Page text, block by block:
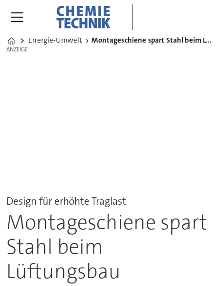
Home
Energie-Umwelt Montageschiene spart Stahl beim Lüftungsbau
ANZEIGE
ANZEIGE
Design für erhöhte Traglast
Montageschiene spart
Stahl beim
Lüftungsbau